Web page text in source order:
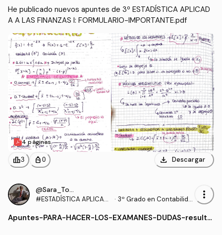
He publicado nuevos apuntes de 3º ESTADÍSTICA APLICAD
A A LAS FINANZAS I: FORMULARIO-IMPORTANTE.pdf
4 páginas
leaderboard3 personal_bag 0 download Descargar
@Sara_Torrado
#ESTADÍSTICA APLICAD
· 3º Grado en Contabilida
more_vert
Apuntes-PARA-HACER-LOS-EXAMANES-DUDAS-resulta